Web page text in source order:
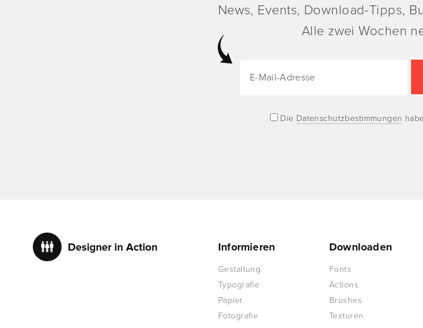
News, Events, Download-Tipps,
Alle zwei Wochen
Die Datenschutzbestimmungen
Informieren
Gestaltung
Typografie
Papier
Fotografie
Downloaden
Fonts
Actions
Brushes
Texturen